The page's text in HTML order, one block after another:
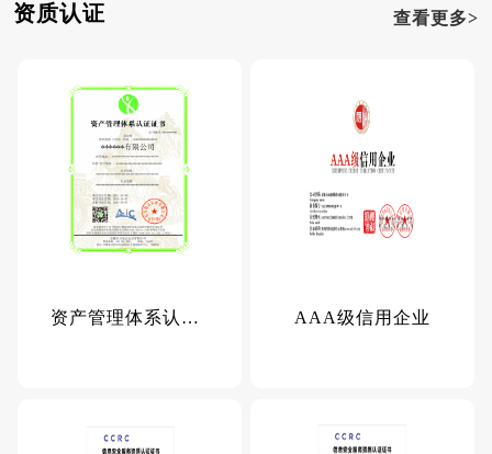
资质认证 查看更多>
资产管理体系认证证书 AAA级信用企业